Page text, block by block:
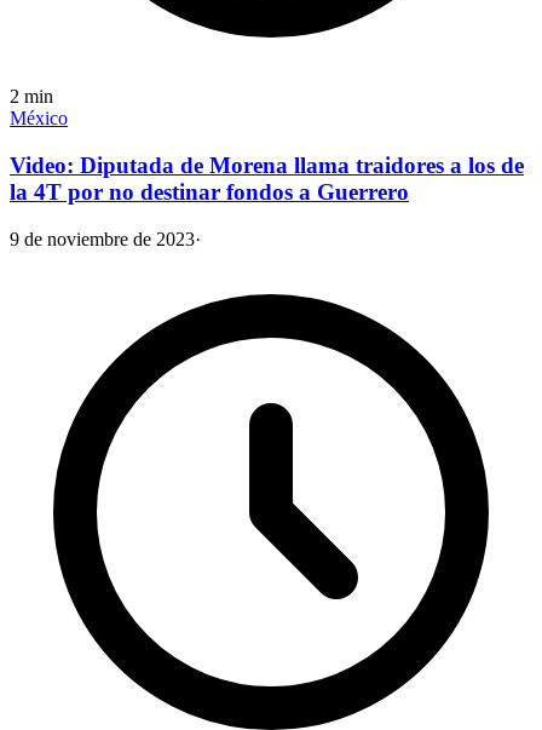
2 min
México
Video: Diputada de Morena llama traidores a los de
la 4T por no destinar fondos a Guerrero
9 de noviembre de 2023·